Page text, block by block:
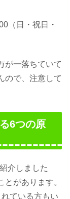
（日・祝日・
が一落ちていて
ので、注意して
6つの原
介しました
があります。
ている方もい